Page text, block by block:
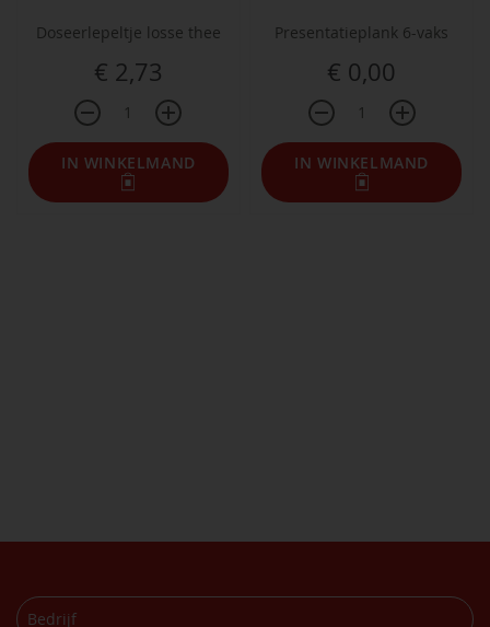
Doseerlepeltje losse thee
€ 2,73
IN WINKELMAND
Presentatieplank 6-vaks
€ 0,00
IN WINKELMAND